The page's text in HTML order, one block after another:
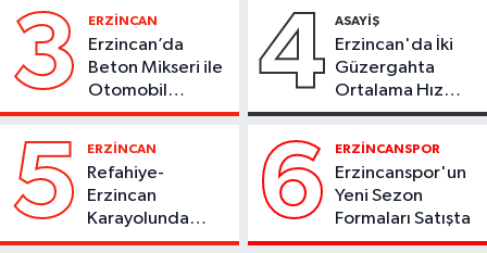
3 ERZİNCAN
Erzincan’da
Beton Mikseri ile
Otomobil
Çarpıştı
4 ASAYİŞ
Erzincan'da İki
Güzergahta
Ortalama Hız
Denetimi 1
Başlıyor
5 ERZİNCAN
Refahiye-
Erzincan
Karayolunda
Kaza: Otomobil
6 ERZİNCANSPOR
Erzincanspor'un
Yeni Sezon
Formaları Satışta